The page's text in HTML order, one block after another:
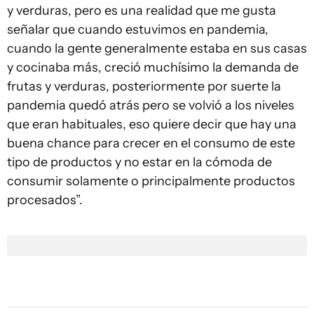
y verduras, pero es una realidad que me gusta
señalar que cuando estuvimos en pandemia,
cuando la gente generalmente estaba en sus casas
y cocinaba más, creció muchísimo la demanda de
frutas y verduras, posteriormente por suerte la
pandemia quedó atrás pero se volvió a los niveles
que eran habituales, eso quiere decir que hay una
buena chance para crecer en el consumo de este
tipo de productos y no estar en la cómoda de
consumir solamente o principalmente productos
procesados”.